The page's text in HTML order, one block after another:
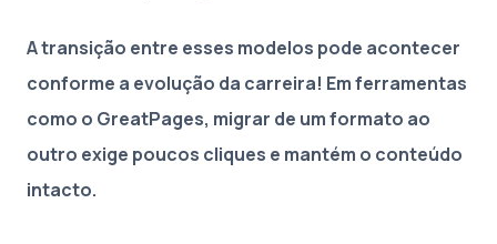
A transição entre esses modelos pode acontecer
conforme a evolução da carreira! Em ferramentas
como o GreatPages, migrar de um formato ao
outro exige poucos cliques e mantém o conteúdo
intacto.